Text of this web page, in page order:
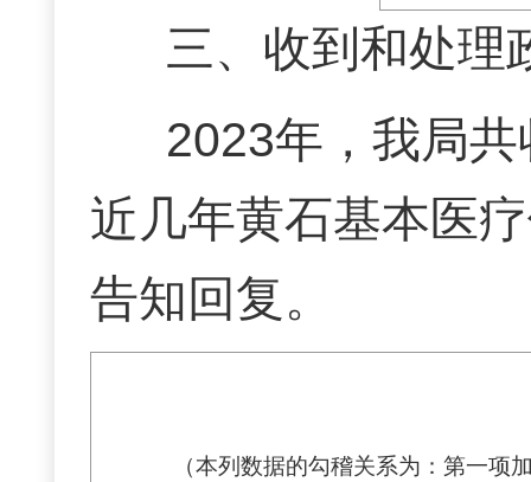
三、收到和处理
2023年，我局
近几年黄石基本医
告知回复。
（本列数据的勾稽关系为：第一项